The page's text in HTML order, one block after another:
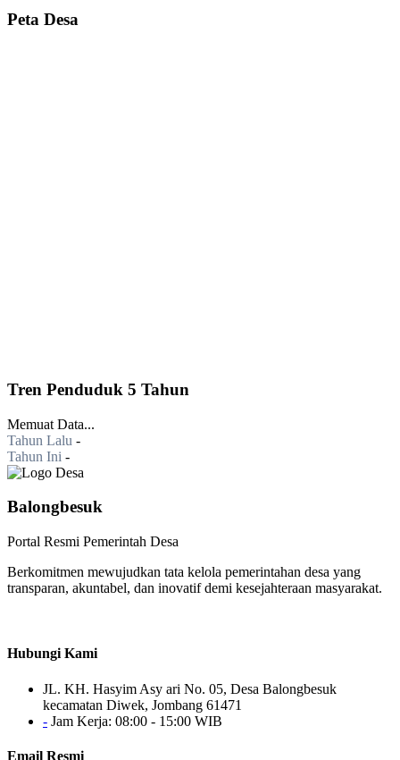
Peta Desa
Tren Penduduk 5 Tahun
Memuat Data...
Tahun Lalu -
Tahun Ini -
Balongbesuk
Portal Resmi Pemerintah Desa
Berkomitmen mewujudkan tata kelola pemerintahan desa yang
transparan, akuntabel, dan inovatif demi kesejahteraan masyarakat.
Hubungi Kami
JL. KH. Hasyim Asy ari No. 05, Desa Balongbesuk
kecamatan Diwek, Jombang 61471
- Jam Kerja: 08:00 - 15:00 WIB
Email Resmi